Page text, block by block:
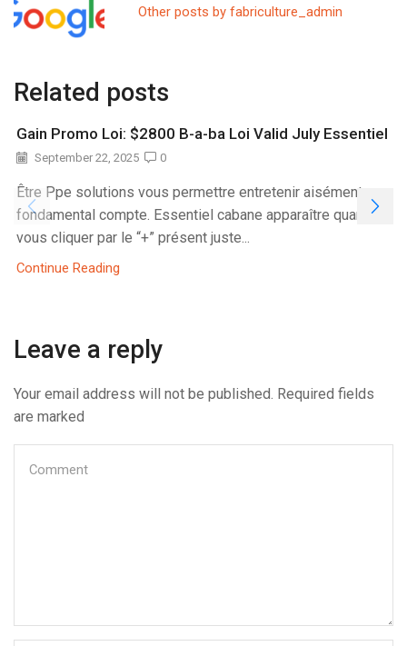
Other posts by fabriculture_admin
Related posts
Gain Promo Loi: $2800 B-a-ba Loi Valid July Essentiel
September 22, 2025 0
Être Ppe solutions vous permettre entretenir aisément
fondamental compte. Essentiel cabane apparaître quand
vous cliquer par le “+” présent juste...
Continue Reading
Leave a reply
Your email address will not be published. Required fields
are marked